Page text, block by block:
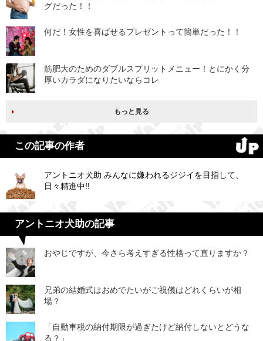
グだった！！
何だ！女性を喜ばせるプレゼントって簡単だった！！
筋肥大のためのダブルスプリットメニュー！とにかく分
厚いカラダになりたいならコレ
もっと見る
この記事の作者
アントニオ犬助 みんなに嫌われるジジイを目指して、
日々精進中!!
アントニオ犬助の記事
おやじですが、今さら考えすぎる性格って直りますか？
兄弟の結婚式はおめでたいがご祝儀はどれくらいが相
場？
「自動車税の納付期限が過ぎたけど納付しないとどうな
る？」